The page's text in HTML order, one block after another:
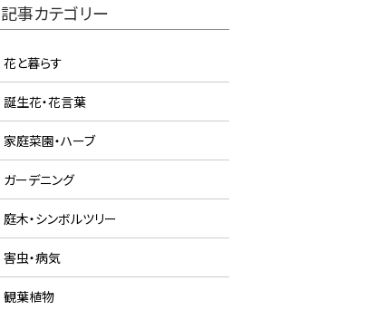
記事カテゴリー
花と暮らす
誕生花・花言葉
家庭菜園・ハーブ
ガーデニング
庭木・シンボルツリー
害虫・病気
観葉植物